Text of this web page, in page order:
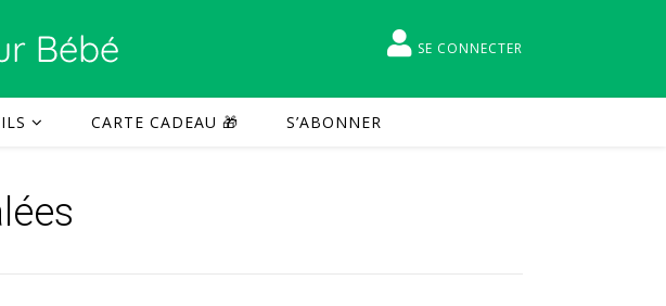
SE CONNECTER
CARTE CADEAU 🎁 S’ABONNER